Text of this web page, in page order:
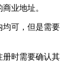
业地址。
均可，但是需要
册时需要确认其